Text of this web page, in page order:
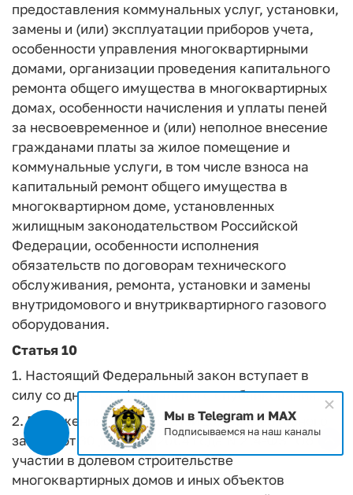
предоставления коммунальных услуг, установки,
замены и (или) эксплуатации приборов учета,
особенности управления многоквартирными
домами, организации проведения капитального
ремонта общего имущества в многоквартирных
домах, особенности начисления и уплаты пеней
за несвоевременное и (или) неполное внесение
гражданами платы за жилое помещение и
коммунальные услуги, в том числе взноса на
капитальный ремонт общего имущества в
многоквартирном доме, установленных
жилищным законодательством Российской
Федерации, особенности исполнения
обязательств по договорам технического
обслуживания, ремонта, установки и замены
внутридомового и внутриквартирного газового
оборудования.
Статья 10
1. Настоящий Федеральный закон вступает в
силу со дня его официального опубликования.
2. Положения части 4 статьи 15.5 Федерального
закона от 30 декабря 2004 года N 214-ФЗ "Об
участии в долевом строительстве
многоквартирных домов и иных объектов
Мы в Telegram и MAX
Подписываемся на наш каналы